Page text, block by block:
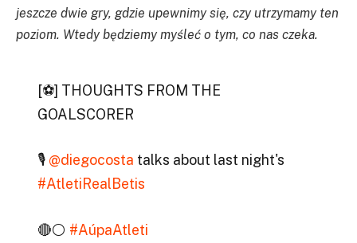
jeszcze dwie gry, gdzie upewnimy się, czy utrzymamy ten
poziom. Wtedy będziemy myśleć o tym, co nas czeka.
[⚽] THOUGHTS FROM THE
GOALSCORER
🎙 @diegocosta talks about last night's
#AtletiRealBetis
🔴⚪ #AúpaAtleti